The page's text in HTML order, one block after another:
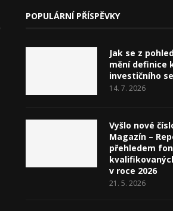
POPULÁRNÍ PŘÍSPĚVKY
Jak se z
mění definice
investičního
14. 7. 2026
Vyšlo nové
Magazín –
přehledem
v roce 2026
21. 5. 2026